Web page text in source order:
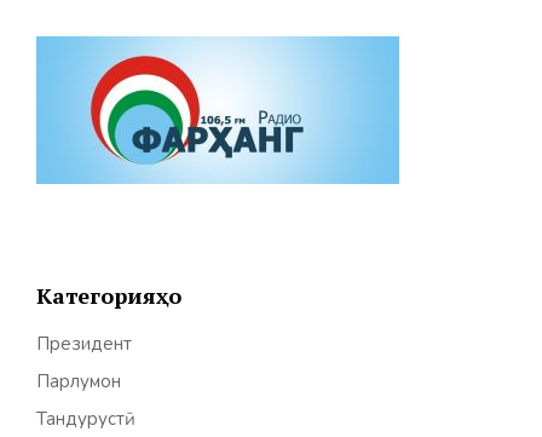
Категорияҳо
Президент
Парлумон
Тандурустӣ